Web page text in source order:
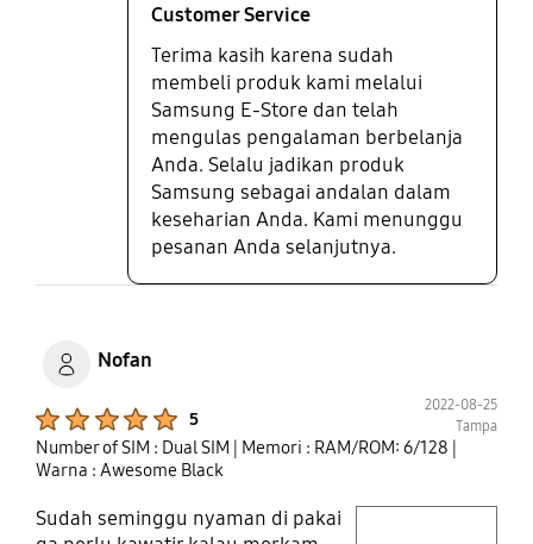
Customer Service
Terima kasih karena sudah
membeli produk kami melalui
Samsung E-Store dan telah
mengulas pengalaman berbelanja
Anda. Selalu jadikan produk
Samsung sebagai andalan dalam
keseharian Anda. Kami menunggu
pesanan Anda selanjutnya.
Nofan
5
2022-08-25
Tampa
Number of SIM : Dual SIM | Memori : RAM/ROM: 6/128 |
Warna : Awesome Black
Sudah seminggu nyaman di pakai